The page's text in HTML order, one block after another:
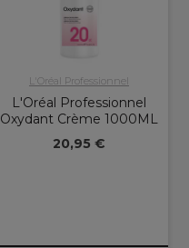
L'Oréal Professionnel
L'Oréal Professionnel
Oxydant Crème 1000ML
20,95 €